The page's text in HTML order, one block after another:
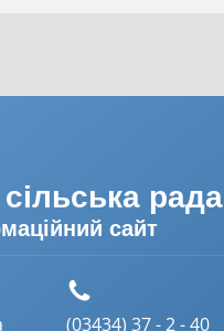
рада
сайт
(03434) 37 - 2 - 40